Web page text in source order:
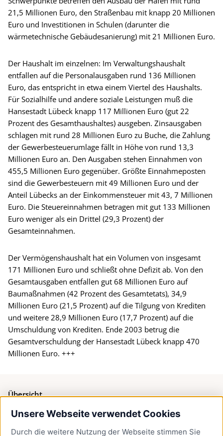
Unsere Webseite verwendet Cookies
Durch die weitere Nutzung der Webseite stimmen Sie
21,5 Millionen Euro, den Straßenbau mit knapp 20 Millionen
Euro und Investitionen in Schulen (darunter die
wärmetechnische Gebäudesanierung) mit 21 Millionen Euro.
Der Haushalt im einzelnen: Im Verwaltungshaushalt
entfallen auf die Personalausgaben rund 136 Millionen
Euro, das entspricht in etwa einem Viertel des Haushalts.
Für Sozialhilfe und andere soziale Leistungen muß die
Hansestadt Lübeck knapp 117 Millionen Euro (gut 22
Prozent des Gesamthaushaltes) ausgeben. Zinsausgaben
schlagen mit rund 28 Millionen Euro zu Buche, die Zahlung
der Gewerbesteuerumlage fällt in Höhe von rund 13,3
Millionen Euro an. Den Ausgaben stehen Einnahmen von
455,5 Millionen Euro gegenüber. Größte Einnahmeposten
sind die Gewerbesteuern mit 49 Millionen Euro und der
Anteil Lübecks an der Einkommensteuer mit 43, 7 Millionen
Euro. Die Steuereinnahmen betragen mit gut 133 Millionen
Euro weniger als ein Drittel (29,3 Prozent) der
Gesamteinnahmen.
Der Vermögenshaushalt hat ein Volumen von insgesamt
171 Millionen Euro und schließt ohne Defizit ab. Von den
Gesamtausgaben entfallen gut 68 Millionen Euro auf
Baumaßnahmen (42 Prozent des Gesamtetats), 34,9
Millionen Euro (21,5 Prozent) auf die Tilgung von Krediten
und weitere 28,9 Millionen Euro (17,7 Prozent) auf die
Umschuldung von Krediten. Ende 2003 betrug die
Gesamtverschuldung der Hansestadt Lübeck knapp 470
Millionen Euro. +++
Übersicht
Bürgerservice
Presse